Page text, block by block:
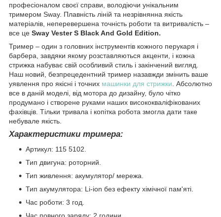
професіоналом своєї справи, володіючи унікальним
тримером Sway. Плавність ліній та незрівнянна якість
матеріалів, неперевершена точність роботи та витривалість –
все це Sway Vester S Black And Gold Edition.
Тример – один з головних інструментів кожного перукаря і
барбера, завдяки якому розставляються акценти, і кожна
стрижка набуває свій особливий стиль і закінчений вигляд.
Наш новий, безпрецедентний тример назавжди змінить ваше
уявлення про якісні і точних машинки для стрижки . Абсолютно
все в даній моделі, від мотора до дизайну, було чітко
продумано і створене руками наших висококваліфікованих
фахівців. Тільки тривала і копітка робота змогла дати таке
небувале якість.
Характеристики тримера:
Артикул: 115 5102.
Тип двигуна: роторний.
Тип живлення: акумулятор/ мережа.
Тип акумулятора: Li-ion без ефекту хімічної пам'яті.
Час роботи: 3 год.
Час повного заряду: 2 години.